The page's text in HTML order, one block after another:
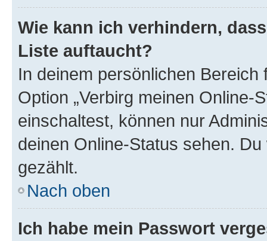
Wie kann ich verhindern,
Liste auftaucht?
In deinem persönlichen
Option „Verbirg meinen Online-
einschaltest, können nur
deinen Online-Status sehen.
gezählt.
Nach oben
Ich habe mein Passwort